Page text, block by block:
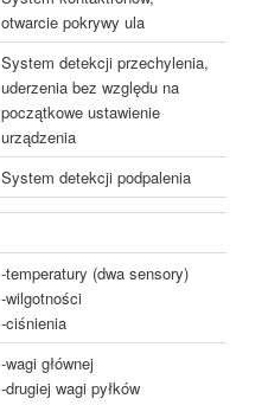
otwarcie pokrywy ula
System detekcji przechylenia,
uderzenia bez względu na
początkowe ustawienie
urządzenia
System detekcji podpalenia
-temperatury (dwa sensory)
-wilgotności
-ciśnienia
-wagi głównej
-drugiej wagi pyłków